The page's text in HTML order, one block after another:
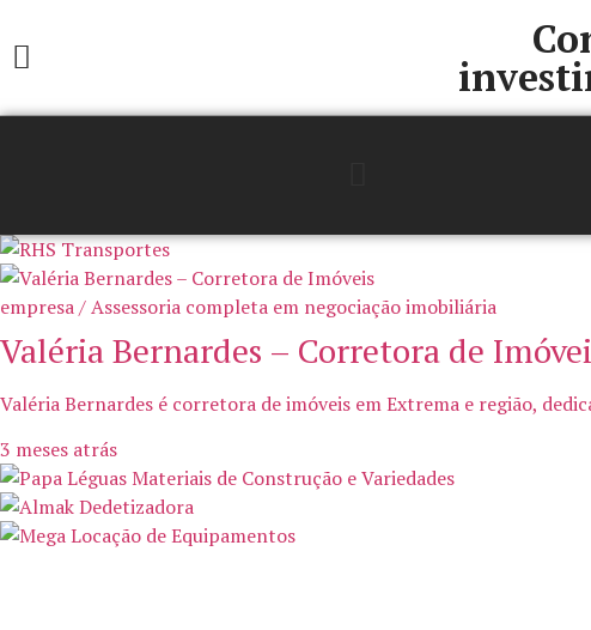
empresa / Assessoria completa em negociação imobiliária
Valéria Bernardes – Corretora de
Valéria Bernardes é corretora de imóveis em Extrema e região,
3 meses atrás